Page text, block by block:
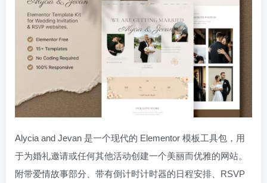
Alycia and Jevan 是一个现代的 Elementor 模板工具包，用
于为婚礼邀请或任何其他活动创建一个美丽而优雅的网站。
附带爱情故事部分、带有倒计时计时器的日程安排、RSVP